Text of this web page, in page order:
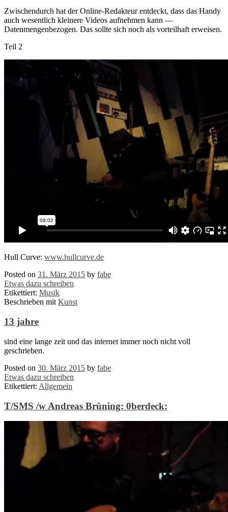
Zwischendurch hat der Online-Redakteur entdeckt, dass das Handy
auch wesentlich kleinere Videos aufnehmen kann —
Datenmengenbezogen. Das sollte sich noch als vorteilhaft erweisen.
Teil 2
Hull Curve: www.hullcurve.de
Posted on 31. März 2015 by fabe
Etwas dazu schreiben
Etikettiert: Musik
Beschrieben mit Kunst
13 jahre
sind eine lange zeit und das internet immer noch nicht voll
geschrieben.
Posted on 30. März 2015 by fabe
Etwas dazu schreiben
Etikettiert: Allgemein
T/SMS /w Andreas Brüning: 0berdeck: